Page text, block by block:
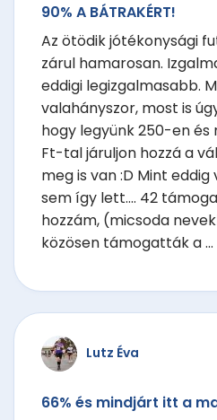
90% A BÁTRAKÉRT!
Az ötödik jótékonysági
zárul hamarosan.
eddigi legizgalmasabb.
valahányszor, most is
hogy legyünk 250-en és
Ft-tal járuljon hozzá a
meg is van :D Mint
sem így lett.... 42
hozzám, (micsoda
közösen támogatták a ...
Lutz Éva
66% és mindjárt itt a